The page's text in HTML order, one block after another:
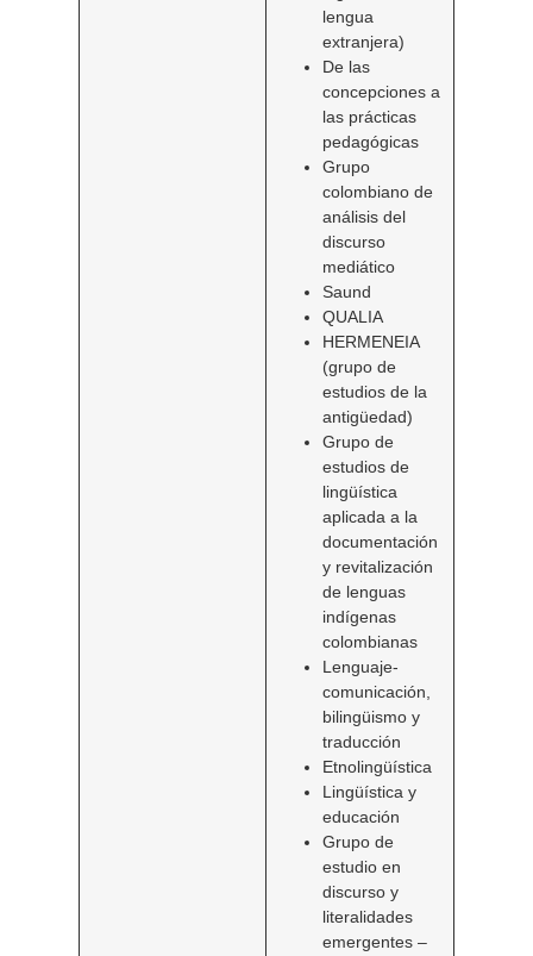
lengua
extranjera)
De las
concepciones a
las prácticas
pedagógicas
Grupo
colombiano de
análisis del
discurso
mediático
Saund
QUALIA
HERMENEIA
(grupo de
estudios de la
antigüedad)
Grupo de
estudios de
lingüística
aplicada a la
documentación
y revitalización
de lenguas
indígenas
colombianas
Lenguaje-
comunicación,
bilingüismo y
traducción
Etnolingüística
Lingüística y
educación
Grupo de
estudio en
discurso y
literalidades
emergentes –